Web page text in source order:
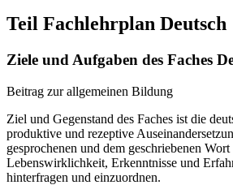
Teil Fachlehrplan Deutsch
Ziele und Aufgaben des Faches
Beitrag zur allgemeinen Bildung
Ziel und Gegenstand des Faches ist die
produktive und rezeptive
gesprochenen und dem geschriebenen
Lebenswirklichkeit, Erkenntnisse und
hinterfragen und einzuordnen.